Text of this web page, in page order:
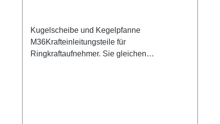
Kugelscheibe und Kegelpfanne
M36Krafteinleitungsteile für
Ringkraftaufnehmer. Sie gleichen